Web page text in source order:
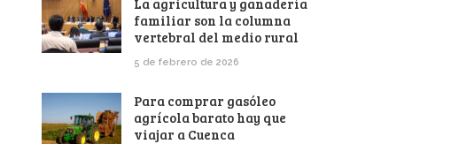
La agricultura y ganadería
familiar son la columna
vertebral del medio rural
5 de febrero de 2026
Para comprar gasóleo
agrícola barato hay que
viajar a Cuenca